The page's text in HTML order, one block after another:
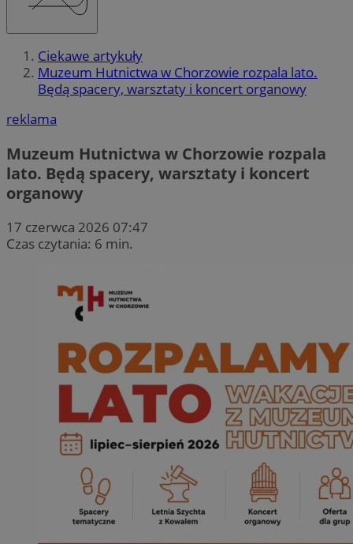
Ciekawe artykuły
Muzeum Hutnictwa w Chorzowie rozpala lato.
Będą spacery, warsztaty i koncert organowy
reklama
Muzeum Hutnictwa w Chorzowie rozpala
lato. Będą spacery, warsztaty i koncert
organowy
17 czerwca 2026 07:47
Czas czytania: 6 min.